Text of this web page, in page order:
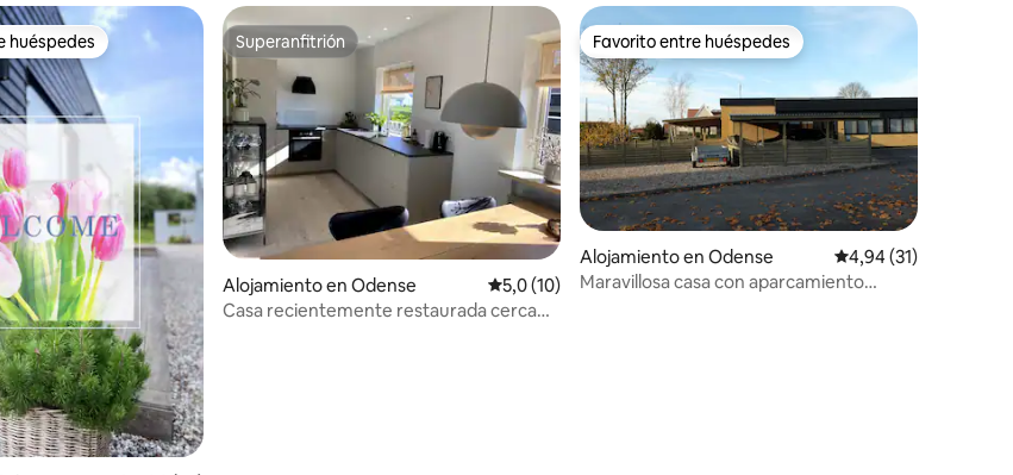
130 evaluaciones
huéspedes más destacados
huéspedes Superanfitrión
Superanfitrión
Alojamiento en Odense Calificación promedio: 5,0 de 5. 10 evaluaciones
5,0 (10)
Casa recientemente restaurada cerca
Favorito entre huéspedes
Favorito entre huéspedes
Alojamiento en Odense Calificación
4,94 (31)
Maravillosa casa con aparcamiento